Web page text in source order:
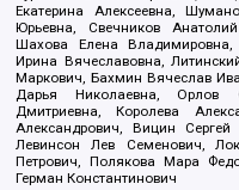
Екатерина Алексеевна,
Юрьевна, Свечников
Шахова Елена Владимировна,
Ирина Вячеславовна,
Маркович, Бахмин Вячеслав
Дарья Николаевна, Орлов
Дмитриевна, Королева
Александрович, Вицин
Левинсон Лев Семенович,
Петрович, Полякова Мара
Герман Константинович